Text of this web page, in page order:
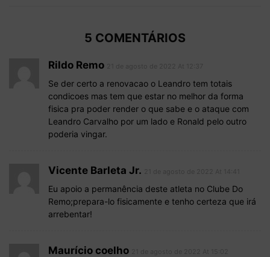
5 COMENTÁRIOS
Rildo Remo
Se der certo a renovacao o Leandro tem totais
condicoes mas tem que estar no melhor da forma
fisica pra poder render o que sabe e o ataque com
Leandro Carvalho por um lado e Ronald pelo outro
poderia vingar.
Vicente Barleta Jr.
Eu apoio a permanência deste atleta no Clube Do
Remo;prepara-lo fisicamente e tenho certeza que irá
arrebentar!
Maurício coelho